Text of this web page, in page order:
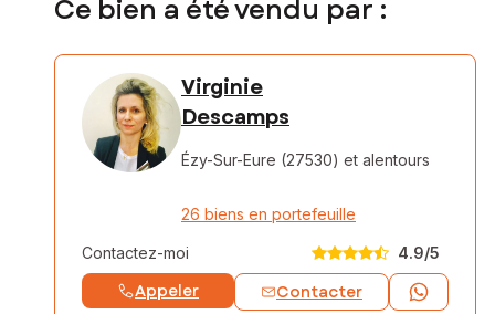
Ce bien a été vendu par :
Virginie
Descamps
Ézy-Sur-Eure (27530) et alentours
26 biens en portefeuille
Contactez-moi 4.9/5
Appeler Contacter